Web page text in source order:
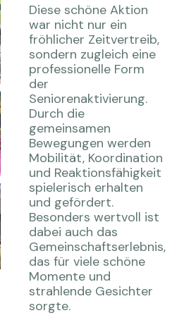
Diese schöne Aktion
war nicht nur ein
fröhlicher Zeitvertreib,
sondern zugleich eine
professionelle Form
der
Seniorenaktivierung.
Durch die
gemeinsamen
Bewegungen werden
Mobilität, Koordination
und Reaktionsfähigkeit
spielerisch erhalten
und gefördert.
Besonders wertvoll ist
dabei auch das
Gemeinschaftserlebnis,
das für viele schöne
Momente und
strahlende Gesichter
sorgte.